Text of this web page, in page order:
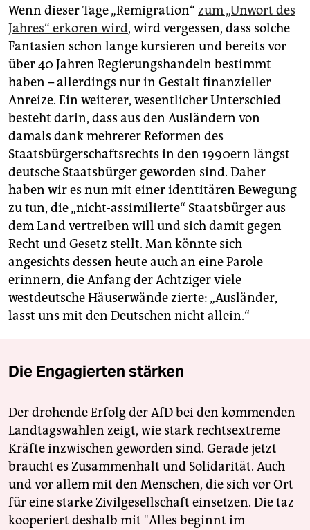
Wenn dieser Tage „Remigration“ zum „Unwort des
Jahres“ erkoren wird, wird vergessen, dass solche
Fantasien schon lange kursieren und bereits vor
über 40 Jahren Regierungshandeln bestimmt
haben – allerdings nur in Gestalt finanzieller
Anreize. Ein weiterer, wesent­licher Unterschied
besteht darin, dass aus den Ausländern von
damals dank mehrerer Reformen des
Staatsbürgerschaftsrechts in den 1990ern längst
deutsche Staatsbürger geworden sind. Daher
haben wir es nun mit einer identitären Bewegung
zu tun, die „nicht-­assimilierte“ Staatsbürger aus
dem Land vertreiben will und sich damit gegen
Recht und Gesetz stellt. Man könnte sich
angesichts dessen heute auch an eine Parole
erinnern, die Anfang der Achtziger viele
westdeutsche Häuserwände zierte: „Ausländer,
lasst uns mit den Deutschen nicht allein.“
Die Engagierten stärken
Der drohende Erfolg der AfD bei den kommenden
Landtagswahlen zeigt, wie stark rechtsextreme
Kräfte inzwischen geworden sind. Gerade jetzt
braucht es Zusammenhalt und Solidarität. Auch
und vor allem mit den Menschen, die sich vor Ort
für eine starke Zivilgesellschaft einsetzen. Die taz
kooperiert deshalb mit "Alles beginnt im